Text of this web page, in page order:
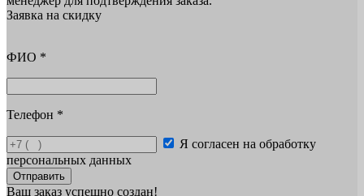
Заявка на скидку
ФИО *
Телефон *
Я согласен на обработку
персональных данных
Отправить
Ваш заказ успешно создан!